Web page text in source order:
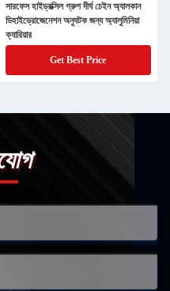
সারফেস হাইড্রক্সিল গ্রুপ দীর্ঘ চেইন অ্যালকান
ডিহাইড্রোজেনেশন অনুঘটক জন্য অ্যালুমিনিয়া
ক্যারিয়ার
Get Best Price